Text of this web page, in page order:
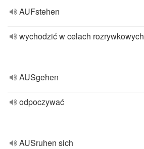
AUFstehen
wychodzić w celach rozrywkowych
AUSgehen
odpoczywać
AUSruhen sich